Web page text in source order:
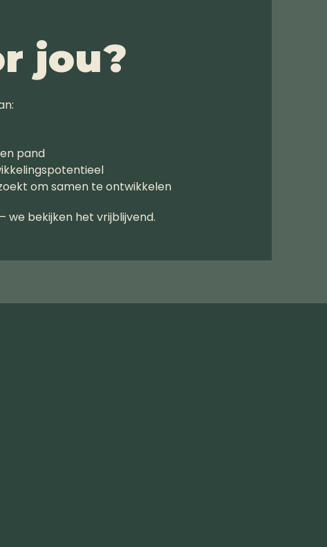
jou?
pand
om samen te ontwikkelen
we bekijken het vrijblijvend.